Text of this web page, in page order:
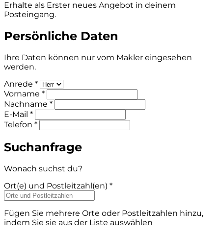
Erhalte als Erster neues Angebot in deinem
Posteingang.
Persönliche Daten
Ihre Daten können nur vom Makler eingesehen
werden.
Anrede *
Vorname *
Nachname *
E-Mail *
Telefon *
Suchanfrage
Wonach suchst du?
Ort(e) und Postleitzahl(en) *
Fügen Sie mehrere Orte oder Postleitzahlen hinzu,
indem Sie sie aus der Liste auswählen